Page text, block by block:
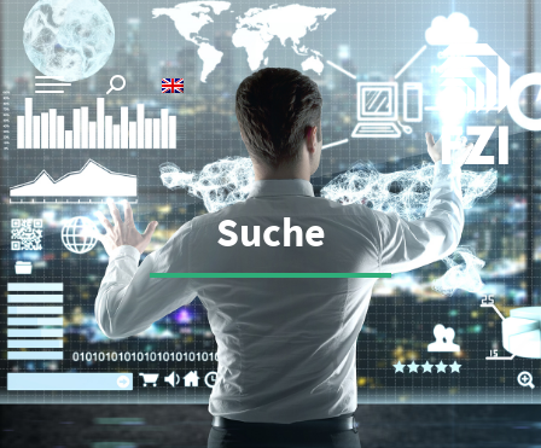
Suche